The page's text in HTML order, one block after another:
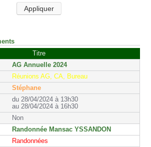
e
s
n
u
Appliquer
Titre
AG Annuelle 2024
Réunions AG, CA, Bureau
Stéphane
du 28/04/2024 à 13h30
au 28/04/2024 à 16h30
Non
Randonnée Mansac YSSANDON
Randonnées